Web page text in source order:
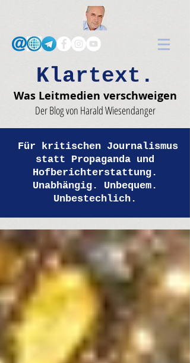
Klartext.
Was Leitmedien verschweigen
Der Blog von Harald Wiesendanger
Für kritischen Journalismus
statt Propaganda und
Hofberichterstattung.
Unabhängig. Unbequem.
Unbestechlich.